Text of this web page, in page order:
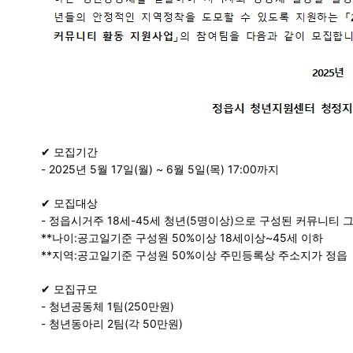
✔ 모집기간
- 2025년 5월 17일(월) ~ 6월 5일(목) 17:00까지
✔ 모집대상
- 정읍시거주 18세-45세 청년(5명이상)으로 구성된 커뮤니티
**나이:공고일기준 구성원 50%이상 18세이상~45세 이하
**지역:공고일기준 구성원 50%이상 주민등록상 주소지가 정읍
✔ 모집규모
- 청년공동체 1팀(250만원)
- 청년동아리 2팀(각 50만원)